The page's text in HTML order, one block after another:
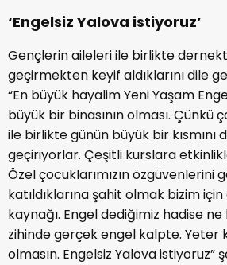
‘Engelsiz Yalova istiyoruz’
Gençlerin aileleri ile birlikte
geçirmekten keyif aldıklarını dile
“En büyük hayalim Yeni Yaşam
büyük bir binasının olması. Çünkü
ile birlikte günün büyük bir kısmını
geçiriyorlar. Çeşitli kurslara
Özel çocuklarımızın özgüvenlerini
katıldıklarına şahit olmak bizim
kaynağı. Engel dediğimiz hadise
zihinde gerçek engel kalpte. Yeter
olmasın. Engelsiz Yalova istiyoruz”